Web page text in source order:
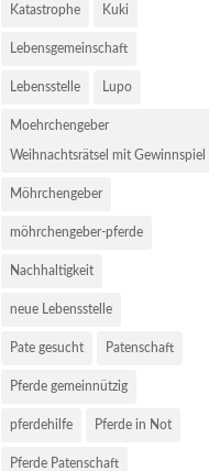
Katastrophe Kuki
Lebensgemeinschaft
Lebensstelle Lupo
Moehrchengeber
Weihnachtsrätsel mit Gewinnspiel
Möhrchengeber
möhrchengeber-pferde
Nachhaltigkeit
neue Lebensstelle
Pate gesucht Patenschaft
Pferde gemeinnützig
pferdehilfe Pferde in Not
Pferde Patenschaft